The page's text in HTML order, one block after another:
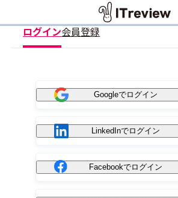
ログイン会員登録
Googleでログイン
LinkedInでログイン
Facebookでログイン